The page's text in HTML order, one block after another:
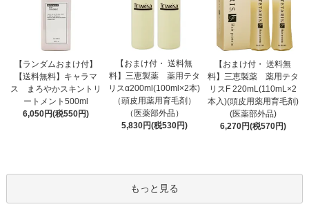
【ランダムおまけ付】
【送料無料】キャラマ
ス まろやかスキントリ
ートメント500ml
6,050円(税550円)
【おまけ付・ 送料無
料】三恵製薬 薬用テタ
リスα200ml(100ml×2本)
（頭皮用薬用育毛剤）
（医薬部外品）
5,830円(税530円)
【おまけ付・ 送料無
料】三恵製薬 薬用テタ
リスF 220mL(110mL×2
本入)(頭皮用薬用育毛剤)
(医薬部外品)
6,270円(税570円)
もっと見る